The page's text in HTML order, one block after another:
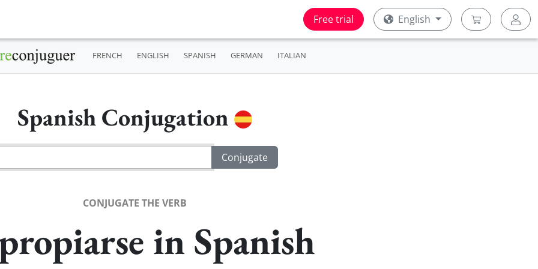
Free trial English
FRENCH ENGLISH SPANISH GERMAN ITALIAN
Spanish Conjugation
CONJUGATE THE VERB
in Spanish